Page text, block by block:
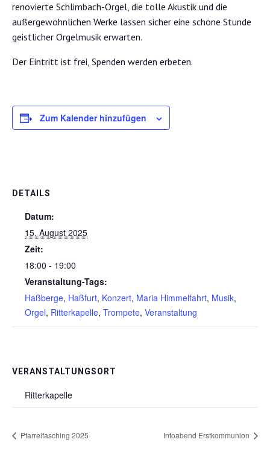
renovierte Schlimbach-Orgel, die tolle Akustik und die
außergewöhnlichen Werke lassen sicher eine schöne Stunde
geistlicher Orgelmusik erwarten.
Der Eintritt ist frei, Spenden werden erbeten.
Zum Kalender hinzufügen
DETAILS
Datum:
15. August 2025
Zeit:
18:00 - 19:00
Veranstaltung-Tags:
Haßberge, Haßfurt, Konzert, Maria Himmelfahrt, Musik,
Orgel, Ritterkapelle, Trompete, Veranstaltung
VERANSTALTUNGSORT
Ritterkapelle
Pfarreifasching 2025 Infoabend Erstkommunion